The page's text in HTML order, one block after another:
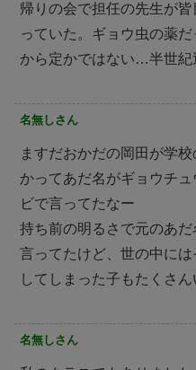
帰りの会で担任の先生が
っていた。ギョウ虫の薬
から定かではない…半世紀
名無しさん
ますだおかだの岡田が学
かってあだ名がギョウチ
ビで言ってたなー
持ち前の明るさで元のあ
言ってたけど、世の中に
してしまった子もたくさ
名無しさん